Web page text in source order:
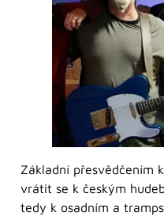
Základní přesvědčením
vrátit se k českým
tedy k osadním a